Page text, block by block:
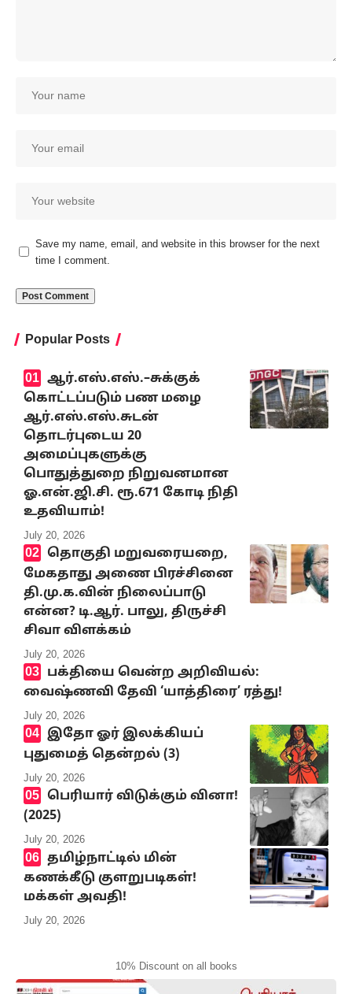
Save my name, email, and website in this browser for the next
time I comment.
Popular Posts
ஆர்.எஸ்.எஸ்.–சுக்குக்
கொட்டப்படும் பண மழை
ஆர்.எஸ்.எஸ்.சுடன்
தொடர்புடைய 20
அமைப்புகளுக்கு
பொதுத்துறை நிறுவனமான
ஓ.என்.ஜி.சி. ரூ.671 கோடி நிதி
உதவியாம்!
July 20, 2026
தொகுதி மறுவரையறை,
மேகதாது அணை பிரச்சினை
தி.மு.க.வின் நிலைப்பாடு
என்ன? டி.ஆர். பாலு, திருச்சி
சிவா விளக்கம்
July 20, 2026
பக்தியை வென்ற அறிவியல்:
வைஷ்ணவி தேவி ‘யாத்திரை’ ரத்து!
July 20, 2026
இதோ ஓர் இலக்கியப்
புதுமைத் தென்றல் (3)
July 20, 2026
பெரியார் விடுக்கும் வினா!
(2025)
July 20, 2026
தமிழ்நாட்டில் மின்
கணக்கீடு குளறுபடிகள்!
மக்கள் அவதி!
July 20, 2026
10% Discount on all books